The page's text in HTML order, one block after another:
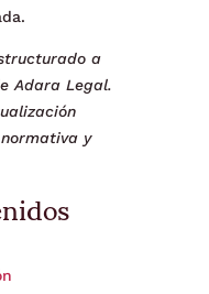
a
Adara Legal.
y